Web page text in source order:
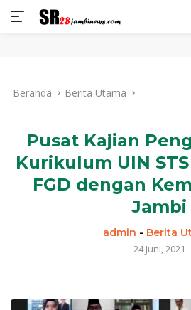
kontenBeranda Berita Utama
Pusat Kajian
Kurikulum UIN
FGD dengan
Jambi
admin - Berita
24 Juni, 2021